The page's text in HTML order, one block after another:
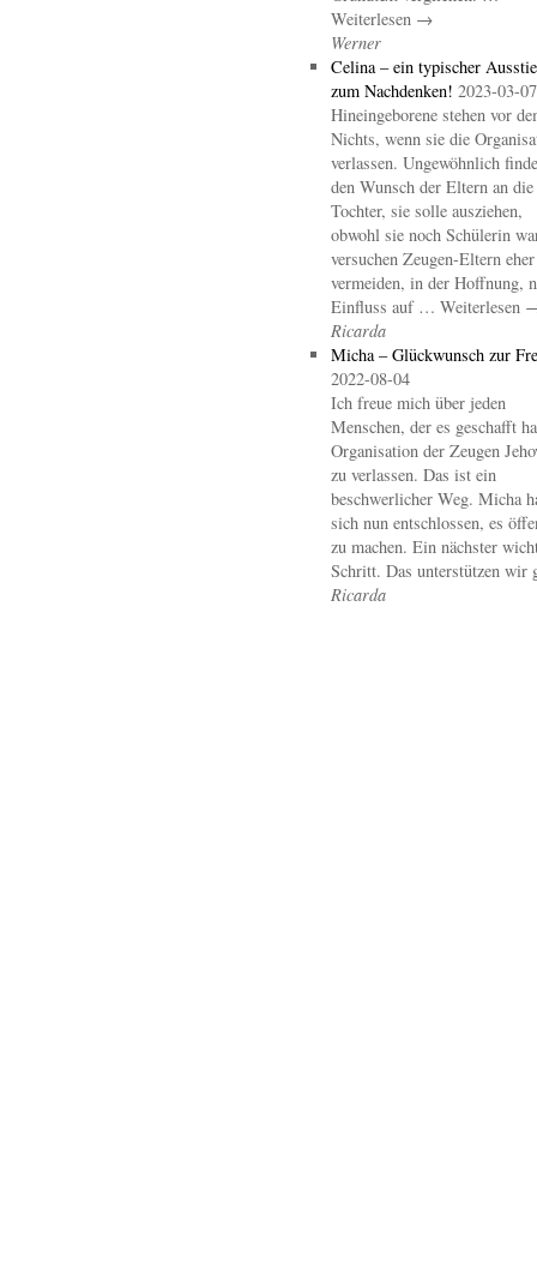
Weiterlesen →
Werner
Celina – ein typischer
zum Nachdenken! 2023-03-07
Hineingeborene stehen vor
Nichts, wenn sie die
verlassen. Ungewöhnlich
den Wunsch der Eltern an die
Tochter, sie solle ausziehen,
obwohl sie noch Schülerin
versuchen Zeugen-Eltern
vermeiden, in der Hoffnung,
Einfluss auf … Weiterlesen
Ricarda
Micha – Glückwunsch zur
2022-08-04
Ich freue mich über jeden
Menschen, der es geschafft
Organisation der Zeugen
zu verlassen. Das ist ein
beschwerlicher Weg. Micha
sich nun entschlossen, es
zu machen. Ein nächster
Schritt. Das unterstützen wir
Ricarda